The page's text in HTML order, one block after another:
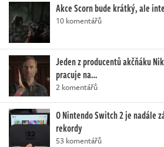
Akce Scorn bude krátký, ale
10 komentářů
Jeden z producentů akčňáku
pracuje na…
2 komentářů
O Nintendo Switch 2 je nadále
rekordy
53 komentářů